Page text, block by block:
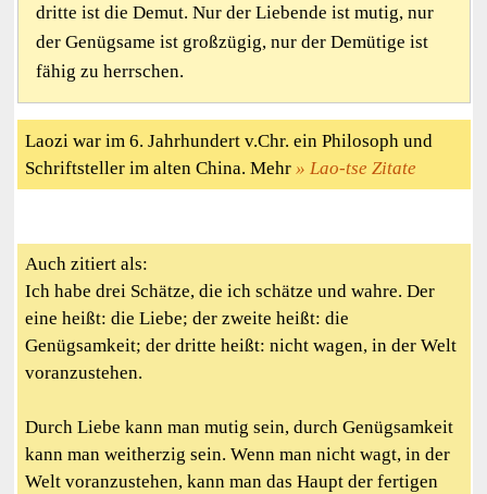
dritte ist die Demut. Nur der Liebende ist mutig, nur
der Genügsame ist großzügig, nur der Demütige ist
fähig zu herrschen.
Laozi war im 6. Jahrhundert v.Chr. ein Philosoph und
Schriftsteller im alten China. Mehr
Lao-tse Zitate
Auch zitiert als:
Ich habe drei Schätze, die ich schätze und wahre. Der
eine heißt: die Liebe; der zweite heißt: die
Genügsamkeit; der dritte heißt: nicht wagen, in der Welt
voranzustehen.
Durch Liebe kann man mutig sein, durch Genügsamkeit
kann man weitherzig sein. Wenn man nicht wagt, in der
Welt voranzustehen, kann man das Haupt der fertigen